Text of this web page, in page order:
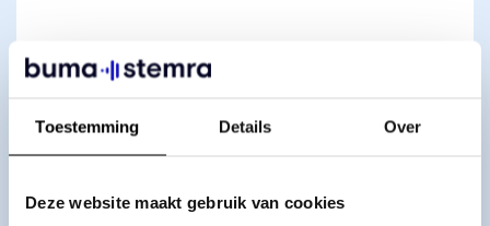
Toestemming Details Over
Deze website maakt gebruik van cookies